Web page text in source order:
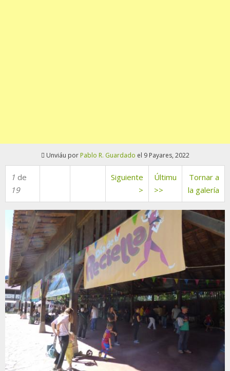
Unviáu por Pablo R. Guardado el 9 Payares, 2022
1 de
19
Siguiente
>
Últimu
>>
Tornar a
la galería